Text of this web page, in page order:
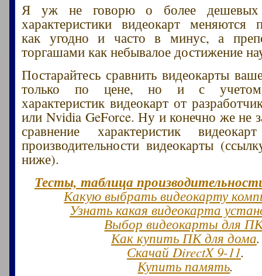
Я уж не говорю о более дешевых
характеристики видеокарт меняются
как угодно и часто в минус, а
торгашами как небывалое достижение
Постарайтесь сравнить видеокарты
только по цене, но и с учетом
характеристик видеокарт от
или Nvidia GeForce. Ну и конечно же не
сравнение характеристик
производительности видеокарты
ниже).
Тесты, таблица
Какую выбрать видеокарту
Узнать какая видеокарта
Выбор видеокарты для
Как купить ПК для дома.
Скачай DirectX 9-11.
Купить память.